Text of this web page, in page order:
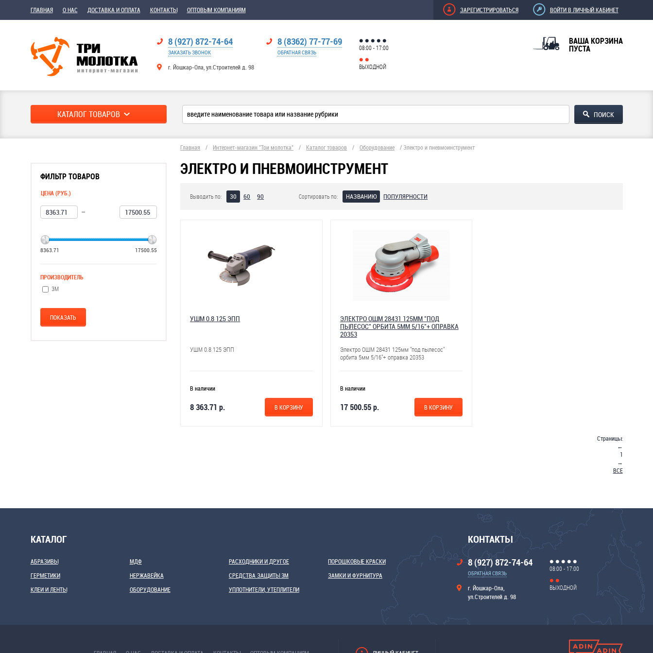
ГЛАВНАЯ О НАС ДОСТАВКА И ОПЛАТА КОНТАКТЫ ОПТОВЫМ КОМПАНИЯМ ЗАРЕГИСТРИРОВАТЬСЯ ВОЙТИ В ЛИЧНЫЙ КАБИНЕТ
8 (927) 872-74-64
ЗАКАЗАТЬ ЗВОНОК
г. Йошкар-Ола, ул.Строителей д. 98
8 (8362) 77-77-69
ОБРАТНАЯ СВЯЗЬ
08:00 - 17:00
ВЫХОДНОЙ
ВАША КОРЗИНА
ПУСТА
КАТАЛОГ ТОВАРОВ
ФИЛЬТР ТОВАРОВ
ЦЕНА (РУБ.)
—
8363.71 17500.55
ПРОИЗВОДИТЕЛЬ
3М
Главная / Интернет-магазин "Три молотка" / Каталог товаров / Оборудование / Электро и пневмоинструмент
ЭЛЕКТРО И ПНЕВМОИНСТРУМЕНТ
Выводить по: 30 60 90 Сортировать по: НАЗВАНИЮ ПОПУЛЯРНОСТИ
УШМ 0.8 125 ЭПП
УШМ 0.8 125 ЭПП
В наличии
8 363.71 р. В КОРЗИНУ
ЭЛЕКТРО ОШМ 28431 125ММ "ПОД
ПЫЛЕСОС" ОРБИТА 5ММ 5/16"+ ОПРАВКА
20353
Электро ОШМ 28431 125мм "под пылесос"
орбита 5мм 5/16"+ оправка 20353
В наличии
17 500.55 р. В КОРЗИНУ
Страницы:
←
1
→
ВСЕ
КАТАЛОГ
АБРАЗИВЫ
ГЕРМЕТИКИ
КЛЕИ И ЛЕНТЫ
МДФ
НЕРЖАВЕЙКА
ОБОРУДОВАНИЕ
РАСХОДНИКИ И ДРУГОЕ
СРЕДСТВА ЗАЩИТЫ 3М
УПЛОТНИТЕЛИ, УТЕПЛИТЕЛИ
ПОРОШКОВЫЕ КРАСКИ
ЗАМКИ И ФУРНИТУРА
КОНТАКТЫ
8 (927) 872-74-64
ОБРАТНАЯ СВЯЗЬ
г. Йошкар-Ола,
ул.Строителей д. 98
08:00 - 17:00
ВЫХОДНОЙ